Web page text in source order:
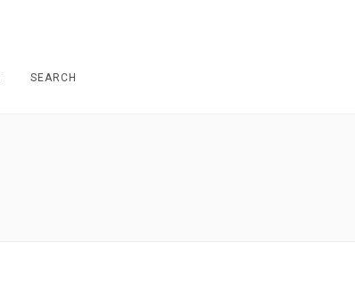
SEARCH